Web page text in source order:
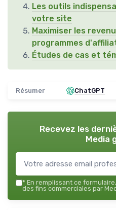
Les outils
votre site
Maximiser les
programmes
Études de cas et
Résumer ChatGPT
Recevez les
Media
* En remplissant ce
des fins commerciales par